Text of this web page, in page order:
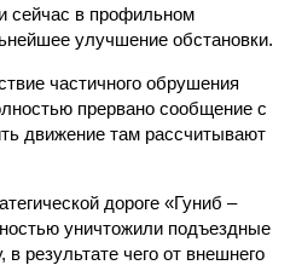
сейчас в профильном
улучшение обстановки.
частичного обрушения
прервано сообщение с
движение там рассчитывают
дороге «Гуниб –
уничтожили подъездные
результате чего от внешнего